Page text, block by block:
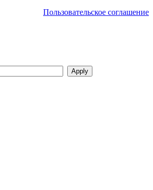
Пользовательское соглашение